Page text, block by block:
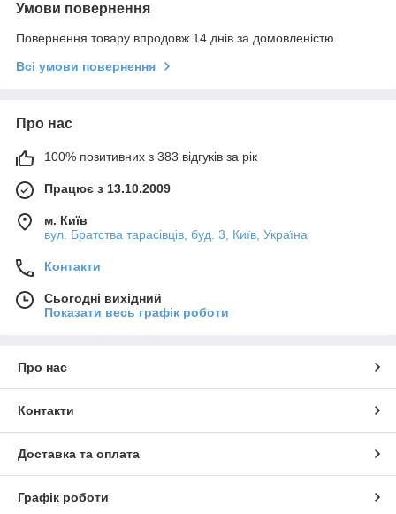
Умови повернення
Повернення товару впродовж 14 днів за домовленістю
Всі умови повернення
Про нас
100% позитивних з 383 відгуків за рік
Працює з 13.10.2009
м. Київ
вул. Братства тарасівців, буд. 3, Київ, Україна
Контакти
Сьогодні вихідний
Показати весь графік роботи
Про нас
Контакти
Доставка та оплата
Графік роботи